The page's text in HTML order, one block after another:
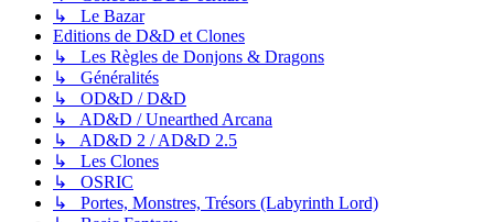
↳ Le Bazar
Editions de D&D et Clones
↳ Les Règles de Donjons & Dragons
↳ Généralités
↳ OD&D / D&D
↳ AD&D / Unearthed Arcana
↳ AD&D 2 / AD&D 2.5
↳ Les Clones
↳ OSRIC
↳ Portes, Monstres, Trésors (Labyrinth Lord)